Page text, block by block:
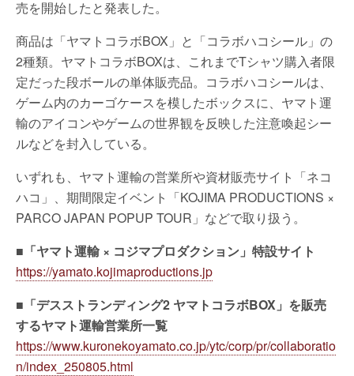
売を開始したと発表した。
商品は「ヤマトコラボBOX」と「コラボハコシール」の
2種類。ヤマトコラボBOXは、これまでTシャツ購入者限
定だった段ボールの単体販売品。コラボハコシールは、
ゲーム内のカーゴケースを模したボックスに、ヤマト運
輸のアイコンやゲームの世界観を反映した注意喚起シー
ルなどを封入している。
いずれも、ヤマト運輸の営業所や資材販売サイト「ネコ
ハコ」、期間限定イベント「KOJIMA PRODUCTIONS ×
PARCO JAPAN POPUP TOUR」などで取り扱う。
■「ヤマト運輸 × コジマプロダクション」特設サイト
https://yamato.kojimaproductions.jp
■「デスストランディング2 ヤマトコラボBOX」を販売
するヤマト運輸営業所一覧
https://www.kuronekoyamato.co.jp/ytc/corp/pr/collaboratio
n/index_250805.html